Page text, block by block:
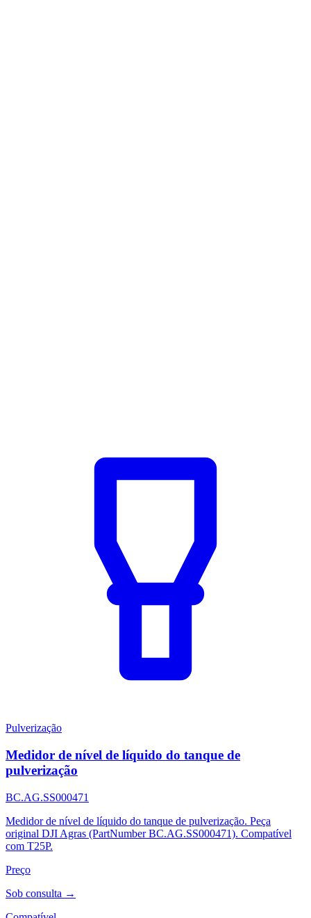
Pulverização
Medidor de nível de líquido do tanque de
pulverização
BC.AG.SS000471
Medidor de nível de líquido do tanque de pulverização. Peça
original DJI Agras (PartNumber BC.AG.SS000471). Compatível
com T25P.
Preço
Sob consulta →